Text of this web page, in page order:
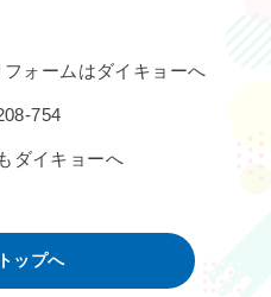
ォームはダイキョーへ
754
ダイキョーへ
ップへ